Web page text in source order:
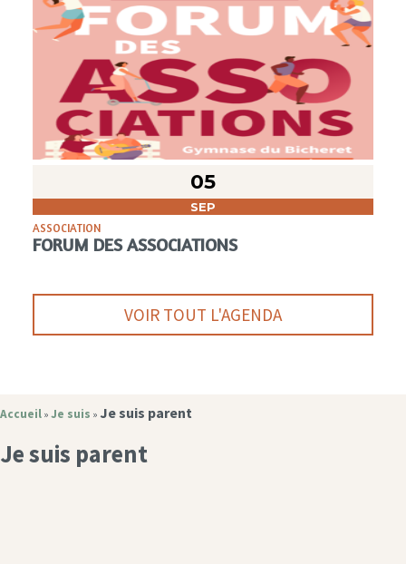
05
SEP
ASSOCIATION
FORUM DES ASSOCIATIONS
VOIR TOUT L'AGENDA
Accueil » Je suis » Je suis parent
Je suis parent